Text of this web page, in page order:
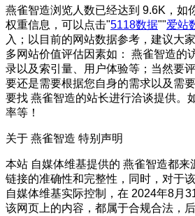
燕雀智造浏览人数已经达到 9.6K，如
权重信息，可以点击"5118数据""爱站
入；以目前的网站数据参考，建议大
多网站价值评估因素如： 燕雀智造的
录以及索引量、用户体验等；当然要
要还是需要根据您自身的需求以及需
要找 燕雀智造的站长进行洽谈提供。
率等！
关于 燕雀智造 特别声明
本站 自媒体维基提供的 燕雀智造都来
链接的准确性和完整性，同时，对于
自媒体维基实际控制，在 2024年8月
该网页上的内容，都属于合规合法，